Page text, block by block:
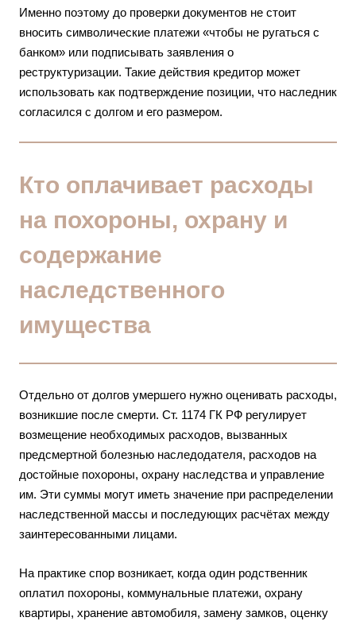
Именно поэтому до проверки документов не стоит
вносить символические платежи «чтобы не ругаться с
банком» или подписывать заявления о
реструктуризации. Такие действия кредитор может
использовать как подтверждение позиции, что наследник
согласился с долгом и его размером.
Кто оплачивает расходы
на похороны, охрану и
содержание
наследственного
имущества
Отдельно от долгов умершего нужно оценивать расходы,
возникшие после смерти. Ст. 1174 ГК РФ регулирует
возмещение необходимых расходов, вызванных
предсмертной болезнью наследодателя, расходов на
достойные похороны, охрану наследства и управление
им. Эти суммы могут иметь значение при распределении
наследственной массы и последующих расчётах между
заинтересованными лицами.
На практике спор возникает, когда один родственник
оплатил похороны, коммунальные платежи, охрану
квартиры, хранение автомобиля, замену замков, оценку